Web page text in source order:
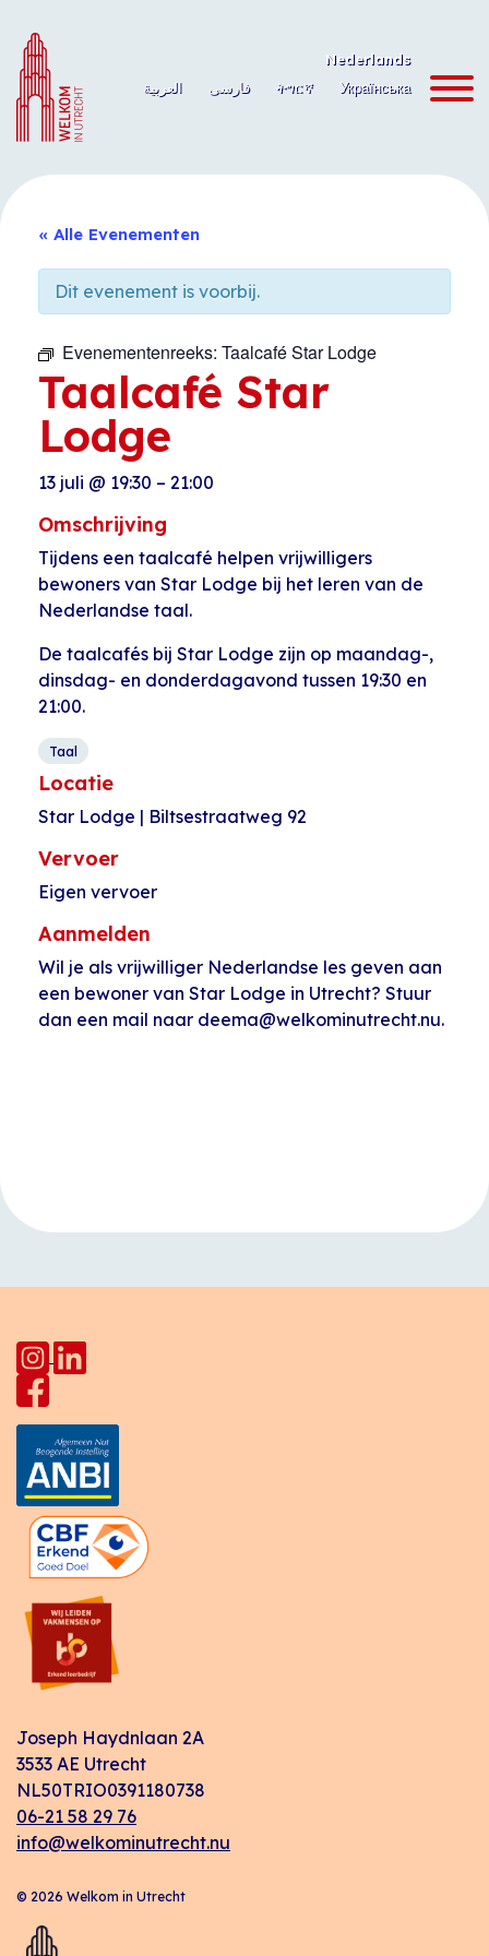
naar
de
inhoud
Nederlands
العربية
فارسی ትግርኛ Українська
« Alle Evenementen
Dit evenement is voorbij.
Evenementenreeks: Taalcafé Star Lodge
Taalcafé Star
Lodge
13 juli @ 19:30 – 21:00
Omschrijving
Tijdens een taalcafé helpen vrijwilligers
bewoners van Star Lodge bij het leren van de
Nederlandse taal.
De taalcafés bij Star Lodge zijn op maandag-,
dinsdag- en donderdagavond tussen 19:30 en
21:00.
Taal
Locatie
Star Lodge | Biltsestraatweg 92
Vervoer
Eigen vervoer
Aanmelden
Wil je als vrijwilliger Nederlandse les geven aan
een bewoner van Star Lodge in Utrecht? Stuur
dan een mail naar deema@welkominutrecht.nu.
Joseph Haydnlaan 2A
3533 AE Utrecht
NL50TRIO0391180738
06-21 58 29 76
info@welkominutrecht.nu
© 2026 Welkom in Utrecht